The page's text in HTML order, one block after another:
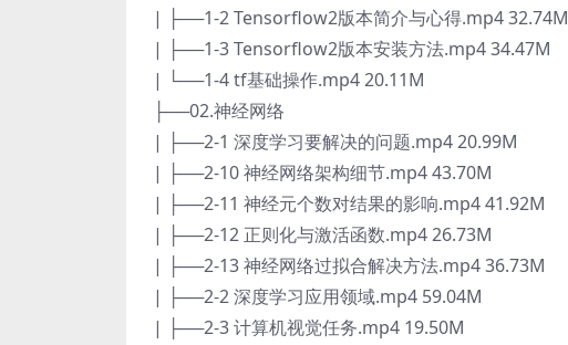
| ├──1-2 Tensorflow2版本简介与心得.mp4 32.74M
| ├──1-3 Tensorflow2版本安装方法.mp4 34.47M
| └──1-4 tf基础操作.mp4 20.11M
├──02.神经网络
| ├──2-1 深度学习要解决的问题.mp4 20.99M
| ├──2-10 神经网络架构细节.mp4 43.70M
| ├──2-11 神经元个数对结果的影响.mp4 41.92M
| ├──2-12 正则化与激活函数.mp4 26.73M
| ├──2-13 神经网络过拟合解决方法.mp4 36.73M
| ├──2-2 深度学习应用领域.mp4 59.04M
| ├──2-3 计算机视觉任务.mp4 19.50M